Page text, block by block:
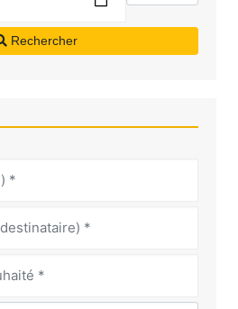
Rechercher